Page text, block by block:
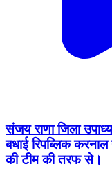
संजय राणा जिला
बधाई रिपब्लिक
की टीम की तरफ से।